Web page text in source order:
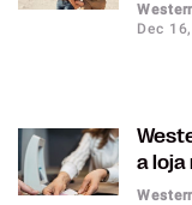
Dec
a loja